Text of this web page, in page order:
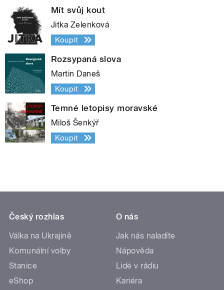
Mít svůj kout
Jitka Zelenková
Koupit
Rozsypaná slova
Martin Daneš
Koupit
Temné letopisy moravské
Miloš Šenkýř
Koupit
Český rozhlas
Válka na Ukrajině
Komunální volby
Stanice
eShop
O nás
Jak nás naladíte
Nápověda
Lidé v rádiu
Kariéra